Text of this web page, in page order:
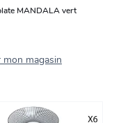
MANDALA vert
mon magasin